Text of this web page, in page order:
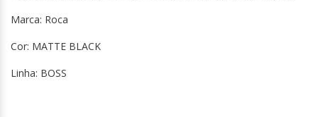
Marca: Roca
Cor: MATTE BLACK
Linha: BOSS